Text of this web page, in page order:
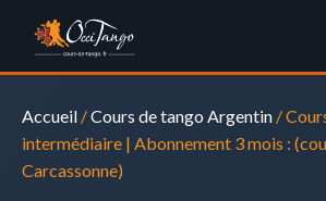
Accueil /Cours de tango Argentin /
intermédiaire | Abonnement 3 mois :
Carcassonne)